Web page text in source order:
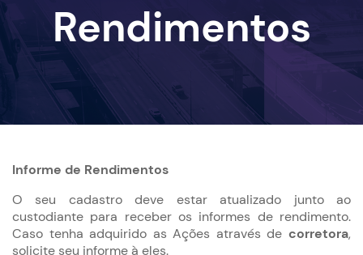
Rendimentos
Informe de Rendimentos
O seu cadastro deve estar atualizado junto ao
custodiante para receber os informes de rendimento.
Caso tenha adquirido as Ações através de corretora,
solicite seu informe à eles.